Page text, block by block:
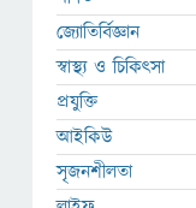
জ্যোতির্বিজ্ঞান
স্বাস্থ্য ও চিকিৎসা
প্রযুক্তি
আইকিউ
সৃজনশীলতা